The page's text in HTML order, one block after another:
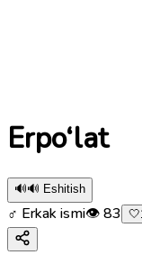
Erpo‘lat
🔊🔊 Eshitish
♂ Erkak ismi👁83 🤍